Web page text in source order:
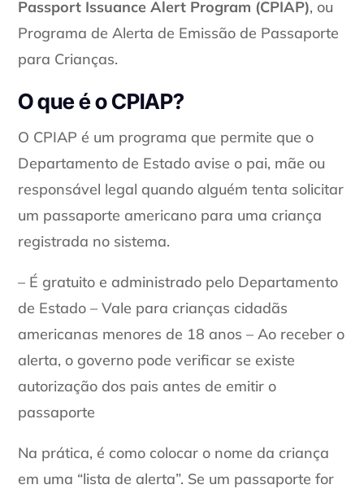
Passport Issuance Alert Program (CPIAP), ou
Programa de Alerta de Emissão de Passaporte
para Crianças.
O que é o CPIAP?
O CPIAP é um programa que permite que o
Departamento de Estado avise o pai, mãe ou
responsável legal quando alguém tenta solicitar
um passaporte americano para uma criança
registrada no sistema.
– É gratuito e administrado pelo Departamento
de Estado – Vale para crianças cidadãs
americanas menores de 18 anos – Ao receber o
alerta, o governo pode verificar se existe
autorização dos pais antes de emitir o
passaporte
Na prática, é como colocar o nome da criança
em uma “lista de alerta”. Se um passaporte for